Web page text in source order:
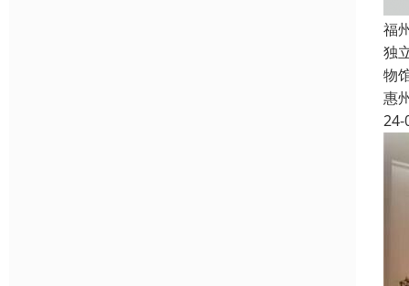
福
独
物
惠
24-